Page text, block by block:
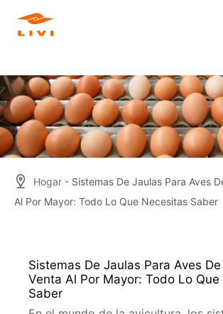
Hogar - Sistemas De Jaulas Para Aves
Al Por Mayor: Todo Lo Que Necesitas Saber
Sistemas De Jaulas Para Aves
Venta Al Por Mayor: Todo Lo
Saber